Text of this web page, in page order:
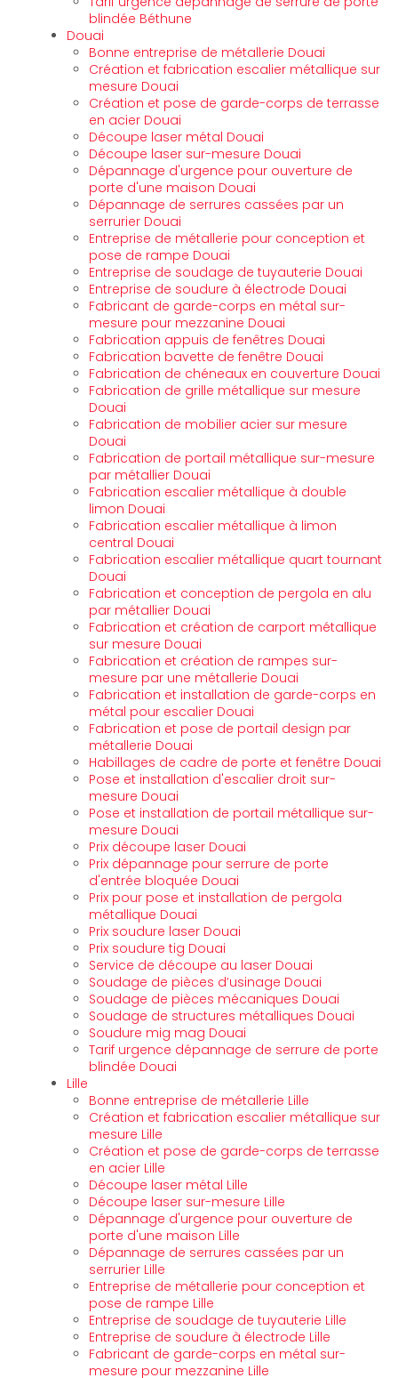
blindée Béthune
Douai
Bonne entreprise de métallerie Douai
Création et fabrication escalier métallique sur
mesure Douai
Création et pose de garde-corps de terrasse
en acier Douai
Découpe laser métal Douai
Découpe laser sur-mesure Douai
Dépannage d'urgence pour ouverture de
porte d'une maison Douai
Dépannage de serrures cassées par un
serrurier Douai
Entreprise de métallerie pour conception et
pose de rampe Douai
Entreprise de soudage de tuyauterie Douai
Entreprise de soudure à électrode Douai
Fabricant de garde-corps en métal sur-
mesure pour mezzanine Douai
Fabrication appuis de fenêtres Douai
Fabrication bavette de fenêtre Douai
Fabrication de chéneaux en couverture Douai
Fabrication de grille métallique sur mesure
Douai
Fabrication de mobilier acier sur mesure
Douai
Fabrication de portail métallique sur-mesure
par métallier Douai
Fabrication escalier métallique à double
limon Douai
Fabrication escalier métallique à limon
central Douai
Fabrication escalier métallique quart tournant
Douai
Fabrication et conception de pergola en alu
par métallier Douai
Fabrication et création de carport métallique
sur mesure Douai
Fabrication et création de rampes sur-
mesure par une métallerie Douai
Fabrication et installation de garde-corps en
métal pour escalier Douai
Fabrication et pose de portail design par
métallerie Douai
Habillages de cadre de porte et fenêtre Douai
Pose et installation d'escalier droit sur-
mesure Douai
Pose et installation de portail métallique sur-
mesure Douai
Prix découpe laser Douai
Prix dépannage pour serrure de porte
d'entrée bloquée Douai
Prix pour pose et installation de pergola
métallique Douai
Prix soudure laser Douai
Prix soudure tig Douai
Service de découpe au laser Douai
Soudage de pièces d’usinage Douai
Soudage de pièces mécaniques Douai
Soudage de structures métalliques Douai
Soudure mig mag Douai
Tarif urgence dépannage de serrure de porte
blindée Douai
Lille
Bonne entreprise de métallerie Lille
Création et fabrication escalier métallique sur
mesure Lille
Création et pose de garde-corps de terrasse
en acier Lille
Découpe laser métal Lille
Découpe laser sur-mesure Lille
Dépannage d'urgence pour ouverture de
porte d'une maison Lille
Dépannage de serrures cassées par un
serrurier Lille
Entreprise de métallerie pour conception et
pose de rampe Lille
Entreprise de soudage de tuyauterie Lille
Entreprise de soudure à électrode Lille
Fabricant de garde-corps en métal sur-
mesure pour mezzanine Lille